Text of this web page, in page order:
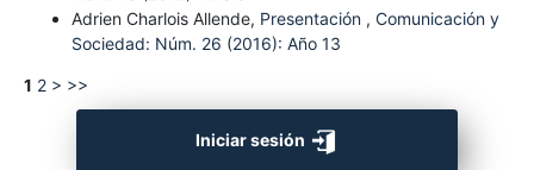
Adrien Charlois Allende, Presentación , Comunicación y
Sociedad: Núm. 26 (2016): Año 13
1 2 > >>
Iniciar sesión